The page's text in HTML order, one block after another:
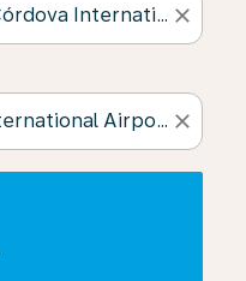
close
close